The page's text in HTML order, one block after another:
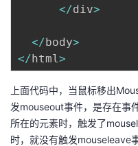
</div>
</body>
</html >
上面代码中，当鼠标移出
发mouseout事件，是存在事
所在的元素时，触发了
时，就没有触发mouseleave